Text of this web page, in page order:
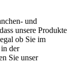
und
unsere Produkte
ob Sie im
der
Sie unser